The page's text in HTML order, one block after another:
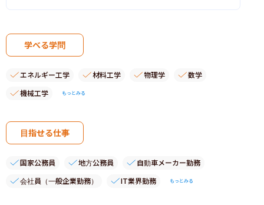
学べる学問
エネルギー工学 材料工学 物理学
数学
機械工学
もっとみる
目指せる仕事
国家公務員 地方公務員
自動車メーカー勤務
会社員（一般企業勤務）
IT業界勤務 もっとみる